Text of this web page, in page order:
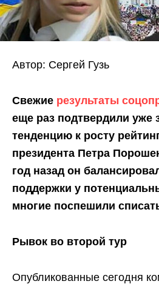
Автор: Сергей Гузь
Свежие результаты
еще раз подтвердили уже
тенденцию к росту
президента Петра
год назад он
поддержки у
многие поспешили
Рывок во второй тур
Опубликованные сегодня